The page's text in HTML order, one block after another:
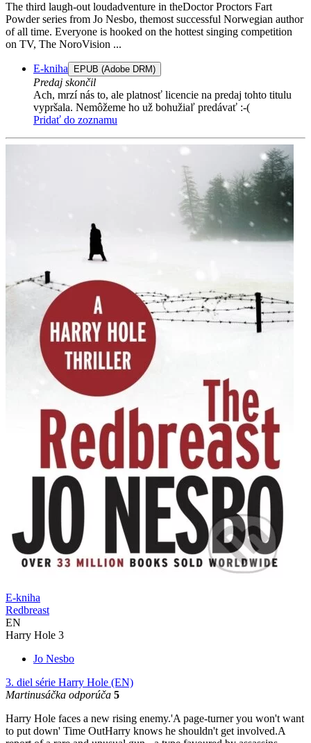
The third laugh-out loudadventure in theDoctor Proctors Fart
Powder series from Jo Nesbo, themost successful Norwegian author
of all time. Everyone is hooked on the hottest singing competition
on TV, The NoroVision ...
E-kniha EPUB (Adobe DRM)
Predaj skončil
Ach, mrzí nás to, ale platnosť licencie na predaj tohto titulu
vypršala. Nemôžeme ho už bohužiaľ predávať :-(
Pridať do zoznamu
E-kniha
Redbreast
EN
Harry Hole 3
Jo Nesbo
3. diel série Harry Hole (EN)
Martinusáčka odporúča 5
Harry Hole faces a new rising enemy.'A page-turner you won't want
to put down' Time OutHarry knows he shouldn't get involved.A